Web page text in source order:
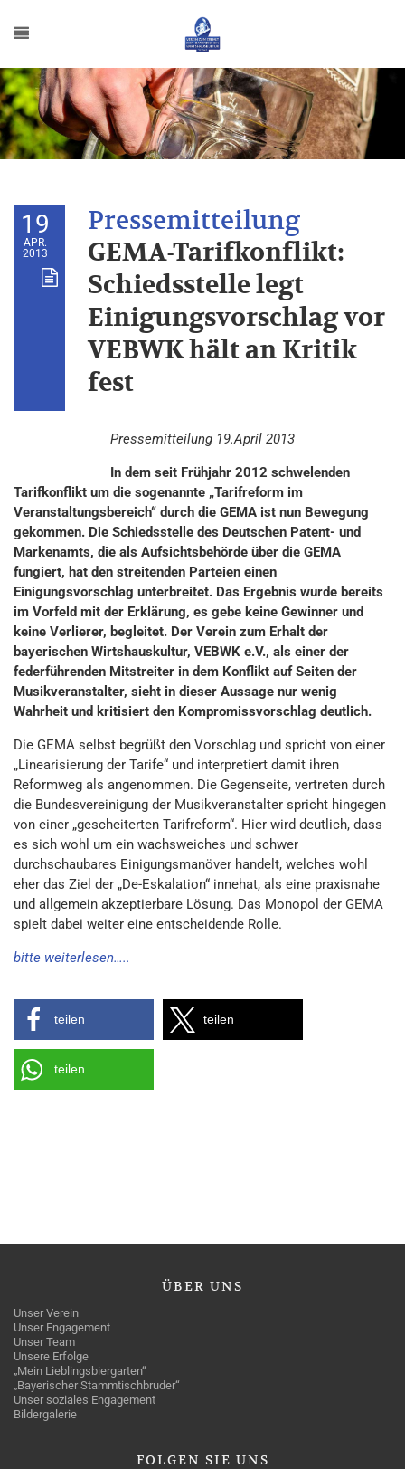
19
APR.
2013
GEMA-Tarifkonflikt:
Schiedsstelle legt
Einigungsvorschlag vor
VEBWK hält an Kritik
fest
Pressemitteilung 19.April 2013
In dem seit Frühjahr 2012 schwelenden
Tarifkonflikt um die sogenannte „Tarifreform im
Veranstaltungsbereich“ durch die GEMA ist nun Bewegung
gekommen. Die Schiedsstelle des Deutschen Patent- und
Markenamts, die als Aufsichtsbehörde über die GEMA
fungiert, hat den streitenden Parteien einen
Einigungsvorschlag unterbreitet. Das Ergebnis wurde bereits
im Vorfeld mit der Erklärung, es gebe keine Gewinner und
keine Verlierer, begleitet. Der Verein zum Erhalt der
bayerischen Wirtshauskultur, VEBWK e.V., als einer der
federführenden Mitstreiter in dem Konflikt auf Seiten der
Musikveranstalter, sieht in dieser Aussage nur wenig
Wahrheit und kritisiert den Kompromissvorschlag deutlich.
Die GEMA selbst begrüßt den Vorschlag und spricht von einer
„Linearisierung der Tarife“ und interpretiert damit ihren
Reformweg als angenommen. Die Gegenseite, vertreten durch
die Bundesvereinigung der Musikveranstalter spricht hingegen
von einer „gescheiterten Tarifreform“. Hier wird deutlich, dass
es sich wohl um ein wachsweiches und schwer
durchschaubares Einigungsmanöver handelt, welches wohl
eher das Ziel der „De-Eskalation“ innehat, als eine praxisnahe
und allgemein akzeptierbare Lösung. Das Monopol der GEMA
spielt dabei weiter eine entscheidende Rolle.
bitte weiterlesen…..
teilen teilen
teilen
ÜBER UNS
Unser Verein
Unser Engagement
Unser Team
Unsere Erfolge
„Mein Lieblingsbiergarten“
„Bayerischer Stammtischbruder“
Unser soziales Engagement
Bildergalerie
FOLGEN SIE UNS